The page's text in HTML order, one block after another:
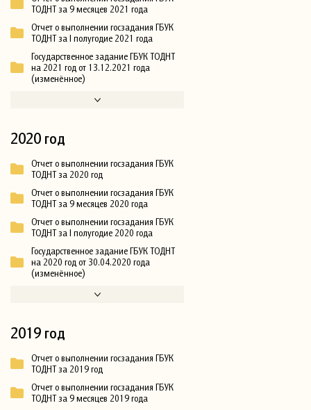
ТОДНТ за 9 месяцев 2021 года
Отчет о выполнении госзадания ГБУК
ТОДНТ за I полугодие 2021 года
Государственное задание ГБУК ТОДНТ
на 2021 год от 13.12.2021 года
(изменённое)
2020 год
Отчет о выполнении госзадания ГБУК
ТОДНТ за 2020 год
Отчет о выполнении госзадания ГБУК
ТОДНТ за 9 месяцев 2020 года
Отчет о выполнении госзадания ГБУК
ТОДНТ за I полугодие 2020 года
Государственное задание ГБУК ТОДНТ
на 2020 год от 30.04.2020 года
(изменённое)
2019 год
Отчет о выполнении госзадания ГБУК
ТОДНТ за 2019 год
Отчет о выполнении госзадания ГБУК
ТОДНТ за 9 месяцев 2019 года